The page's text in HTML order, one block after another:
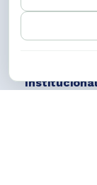
Siga
Institucional